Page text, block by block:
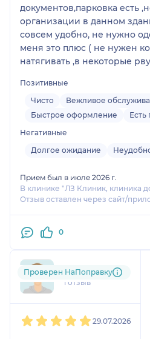
документов,парковка есть
организации в данном
совсем удобно, не нужно
меня это плюс ( не нужен
натягивать ,в некоторые
на чистоту . большой минус
приема.прием длится мало
провести полную
приемы некоторых
Позитивные
Чисто
Вежливое
Быстрое оформление
Есть
Негативные
Долгое ожидание
Прием был в июле 2026 г.
В клинике "ЛЗ Клиник, клиника
Отзыв оставлен через сайт/
0
zan....@....ru
1 отзыв
Проверен НаПоправку
29.07.2026